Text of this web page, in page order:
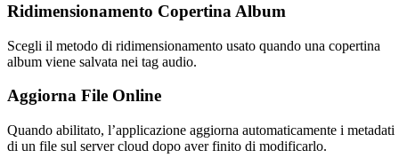
Ridimensionamento Copertina Album
Scegli il metodo di ridimensionamento usato quando una copertina
album viene salvata nei tag audio.
Aggiorna File Online
Quando abilitato, l’applicazione aggiorna automaticamente i metadati
di un file sul server cloud dopo aver finito di modificarlo.